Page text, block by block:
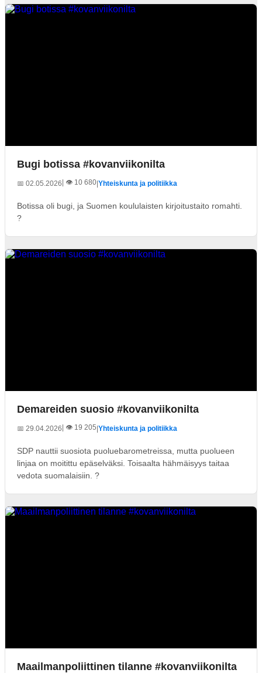
Bugi botissa #kovanviikonilta
📅 02.05.2026 | 👁️ 10 680|Yhteiskunta ja politiikka
Botissa oli bugi, ja Suomen koululaisten kirjoitustaito romahti.
?
Demareiden suosio #kovanviikonilta
📅 29.04.2026 | 👁️ 19 205|Yhteiskunta ja politiikka
SDP nauttii suosiota puoluebarometreissa, mutta puolueen
linjaa on moitittu epäselväksi. Toisaalta hähmäisyys taitaa
vedota suomalaisiin. ?
Maailmanpoliittinen tilanne #kovanviikonilta